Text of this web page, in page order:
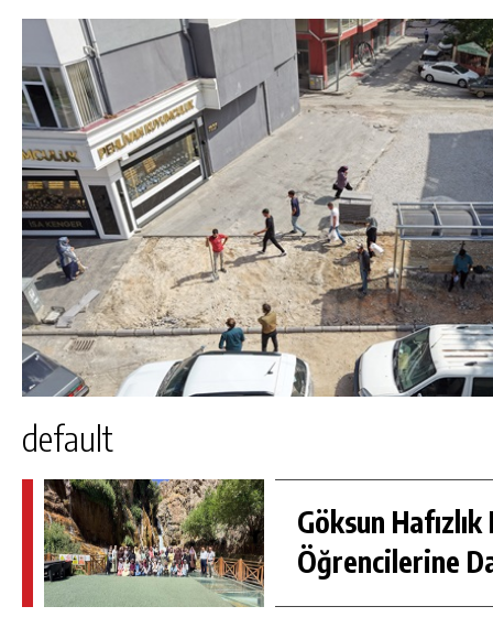
default
Göksun Hafızlık
Öğrencilerine